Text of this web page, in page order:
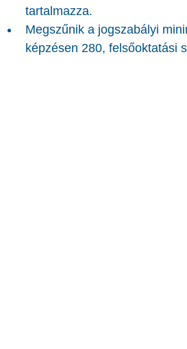
tartalmazza.
Megszűnik a jogszabályi
képzésen 280, felsőoktatási